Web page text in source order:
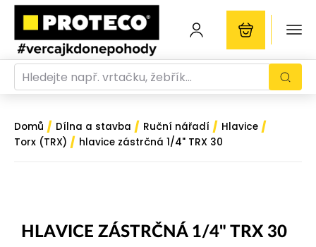
Domů / Dílna a stavba / Ruční nářadí / Hlavice /
Torx (TRX) / hlavice zástrčná 1/4" TRX 30
HLAVICE ZÁSTRČNÁ 1/4" TRX 30